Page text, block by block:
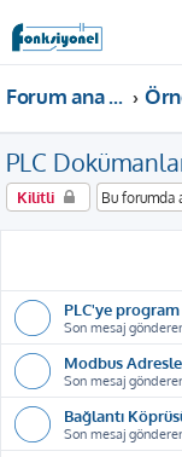
Forum ana sayfa
PLC
Kilitli
PLC'ye
Son mesaj
Modbus
Son mesaj
Bağlantı
Son mesaj